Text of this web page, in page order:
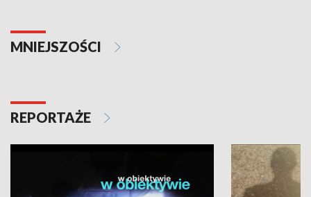
MNIEJSZOŚCI
REPORTAŻE